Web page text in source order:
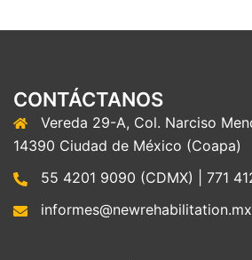
CONTÁCTANOS
Vereda 29-A, Col. Narciso
14390 Ciudad de México (Coapa)
55 4201 9090 (CDMX) | 771
informes@newrehabilitation.mx